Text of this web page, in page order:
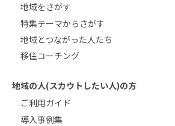
地域をさがす
特集テーマからさがす
地域とつながった人たち
移住コーチング
地域の人(スカウトしたい人)の方
ご利用ガイド
導入事例集